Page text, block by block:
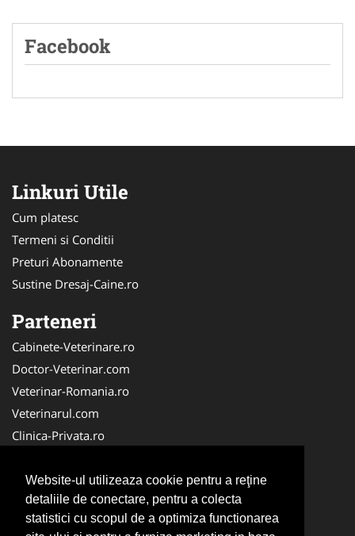
Website-ul utilizeaza cookie pentru a reţine
detaliile de conectare, pentru a colecta
statistici cu scopul de a optimiza functionarea
Facebook
Linkuri Utile
Cum platesc
Termeni si Conditii
Preturi Abonamente
Sustine Dresaj-Caine.ro
Parteneri
Cabinete-Veterinare.ro
Doctor-Veterinar.com
Veterinar-Romania.ro
Veterinarul.com
Clinica-Privata.ro
Medic-Bun.com
Dresaj-Caine.ro
NonStopDeschis.ro